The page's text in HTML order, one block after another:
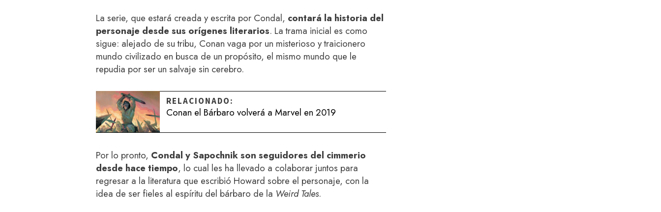
La serie, que estará creada y escrita por Condal, contará la historia del
personaje desde sus orígenes literarios. La trama inicial es como
sigue: alejado de su tribu, Conan vaga por un misterioso y traicionero
mundo civilizado en busca de un propósito, el mismo mundo que le
repudia por ser un salvaje sin cerebro.
RELACIONADO:
Conan el Bárbaro volverá a Marvel en 2019
Por lo pronto, Condal y Sapochnik son seguidores del cimmerio
desde hace tiempo, lo cual les ha llevado a colaborar juntos para
regresar a la literatura que escribió Howard sobre el personaje, con la
idea de ser fieles al espíritu del bárbaro de la Weird Tales.